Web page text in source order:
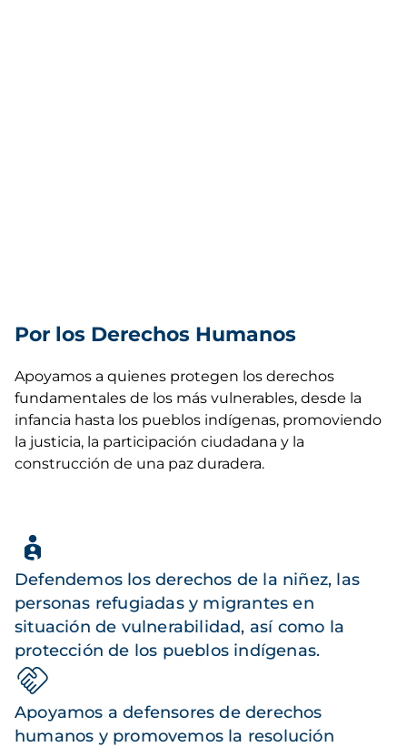
Por los Derechos Humanos
Apoyamos a quienes protegen los derechos
fundamentales de los más vulnerables, desde la
infancia hasta los pueblos indígenas, promoviendo
la justicia, la participación ciudadana y la
construcción de una paz duradera.
Defendemos los derechos de la niñez, las
personas refugiadas y migrantes en
situación de vulnerabilidad, así como la
protección de los pueblos indígenas.
Apoyamos a defensores de derechos
humanos y promovemos la resolución